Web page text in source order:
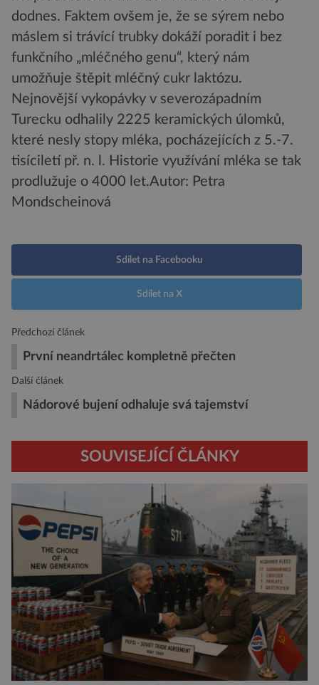
dodnes. Faktem ovšem je, že se sýrem nebo
máslem si trávící trubky dokáží poradit i bez
funkčního „mléčného genu“, který nám
umožňuje štěpit mléčný cukr laktózu.
Nejnovější vykopávky v severozápadním
Turecku odhalily 2225 keramických úlomků,
které nesly stopy mléka, pocházejících z 5.-7.
tisíciletí př. n. l. Historie využívání mléka se tak
prodlužuje o 4000 let.Autor: Petra
Mondscheinová
Sdílet na Facebooku
Sdílet na X
Předchozí článek
První neandrtálec kompletně přečten
Další článek
Nádorové bujení odhaluje svá tajemství
SOUVISEJÍCÍ ČLÁNKY